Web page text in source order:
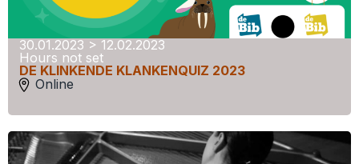
30.01.2023 > 12.02.2023
Hours not set
DE KLINKENDE KLANKENQUIZ 2023
Online